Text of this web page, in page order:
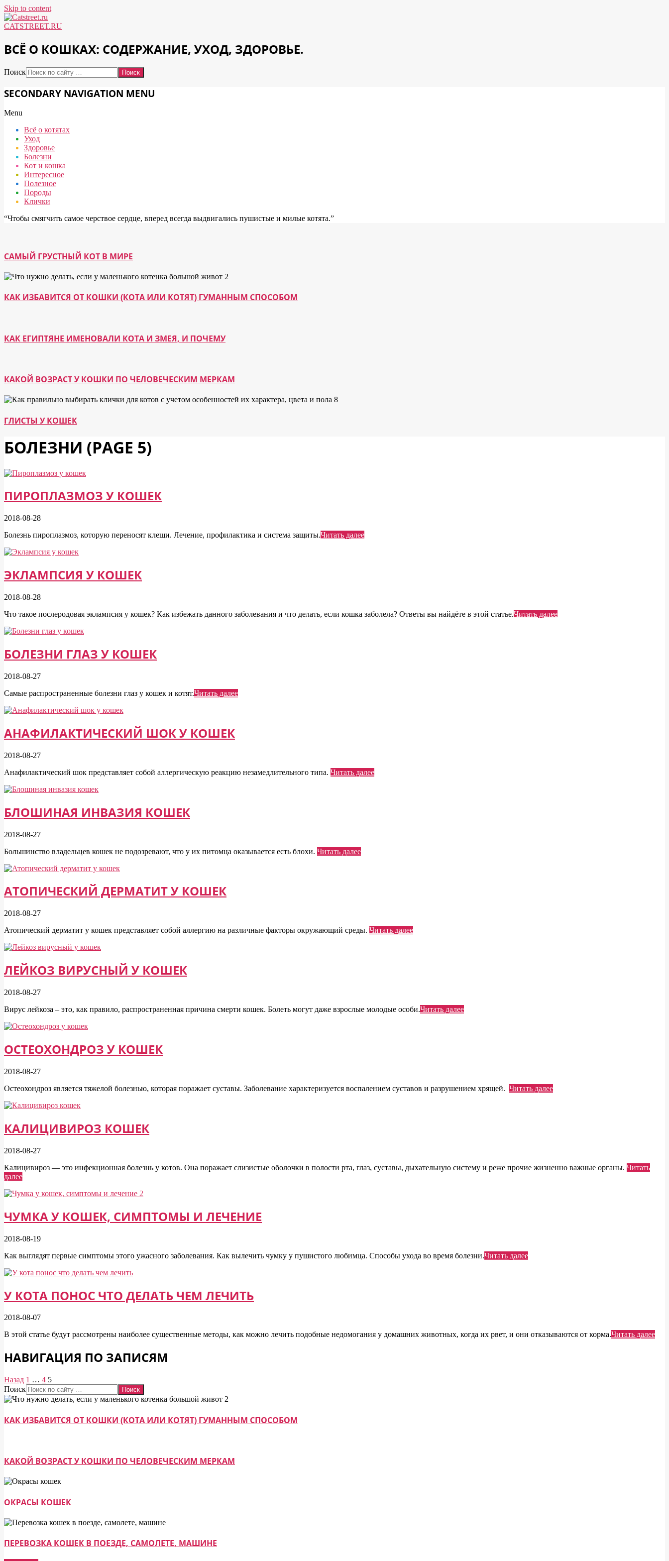
Skip to content
CATSTREET.RU
ВСЁ О КОШКАХ: СОДЕРЖАНИЕ, УХОД, ЗДОРОВЬЕ.
Поиск
SECONDARY NAVIGATION MENU
Menu
Всё о котятах
Уход
Здоровье
Болезни
Кот и кошка
Интересное
Полезное
Породы
Клички
“Чтобы смягчить самое черствое сердце, вперед всегда выдвигались пушистые и милые котята.”
САМЫЙ ГРУСТНЫЙ КОТ В МИРЕ
КАК ИЗБАВИТСЯ ОТ КОШКИ (КОТА ИЛИ КОТЯТ) ГУМАННЫМ СПОСОБОМ
КАК ЕГИПТЯНЕ ИМЕНОВАЛИ КОТА И ЗМЕЯ, И ПОЧЕМУ
КАКОЙ ВОЗРАСТ У КОШКИ ПО ЧЕЛОВЕЧЕСКИМ МЕРКАМ
ГЛИСТЫ У КОШЕК
БОЛЕЗНИ (PAGE 5)
ПИРОПЛАЗМОЗ У КОШЕК
2018-08-28
Болезнь пироплазмоз, которую переносят клещи. Лечение, профилактика и система защиты.Читать далее
ЭКЛАМПСИЯ У КОШЕК
2018-08-28
Что такое послеродовая эклампсия у кошек? Как избежать данного заболевания и что делать, если кошка заболела? Ответы вы найдёте в этой статье.Читать далее
БОЛЕЗНИ ГЛАЗ У КОШЕК
2018-08-27
Самые распространенные болезни глаз у кошек и котят.Читать далее
АНАФИЛАКТИЧЕСКИЙ ШОК У КОШЕК
2018-08-27
Анафилактический шок представляет собой аллергическую реакцию незамедлительного типа. Читать далее
БЛОШИНАЯ ИНВАЗИЯ КОШЕК
2018-08-27
Большинство владельцев кошек не подозревают, что у их питомца оказывается есть блохи. Читать далее
АТОПИЧЕСКИЙ ДЕРМАТИТ У КОШЕК
2018-08-27
Атопический дерматит у кошек представляет собой аллергию на различные факторы окружающий среды. Читать далее
ЛЕЙКОЗ ВИРУСНЫЙ У КОШЕК
2018-08-27
Вирус лейкоза – это, как правило, распространенная причина смерти кошек. Болеть могут даже взрослые молодые особи.Читать далее
ОСТЕОХОНДРОЗ У КОШЕК
2018-08-27
Остеохондроз является тяжелой болезнью, которая поражает суставы. Заболевание характеризуется воспалением суставов и разрушением хрящей. Читать далее
КАЛИЦИВИРОЗ КОШЕК
2018-08-27
Калицивироз — это инфекционная болезнь у котов. Она поражает слизистые оболочки в полости рта, глаз, суставы, дыхательную систему и реже прочие жизненно важные органы. Читать
далее
ЧУМКА У КОШЕК, СИМПТОМЫ И ЛЕЧЕНИЕ
2018-08-19
Как выглядят первые симптомы этого ужасного заболевания. Как вылечить чумку у пушистого любимца. Способы ухода во время болезни.Читать далее
У КОТА ПОНОС ЧТО ДЕЛАТЬ ЧЕМ ЛЕЧИТЬ
2018-08-07
В этой статье будут рассмотрены наиболее существенные методы, как можно лечить подобные недомогания у домашних животных, когда их рвет, и они отказываются от корма.Читать далее
НАВИГАЦИЯ ПО ЗАПИСЯМ
Назад 1 … 4 5
Поиск
КАК ИЗБАВИТСЯ ОТ КОШКИ (КОТА ИЛИ КОТЯТ) ГУМАННЫМ СПОСОБОМ
КАКОЙ ВОЗРАСТ У КОШКИ ПО ЧЕЛОВЕЧЕСКИМ МЕРКАМ
ОКРАСЫ КОШЕК
ПЕРЕВОЗКА КОШЕК В ПОЕЗДЕ, САМОЛЕТЕ, МАШИНЕ